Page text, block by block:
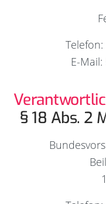
Telefon:
E-
§ 18 Abs. 2